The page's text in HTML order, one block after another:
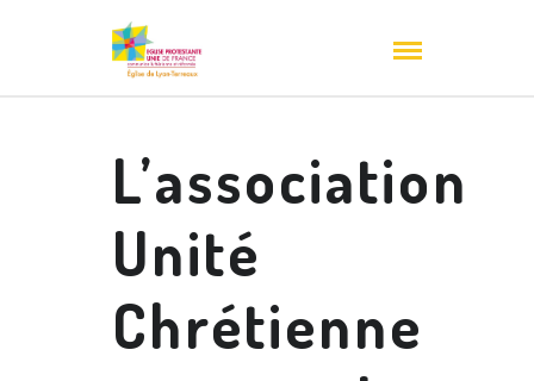
L’association
Unité
Chrétienne